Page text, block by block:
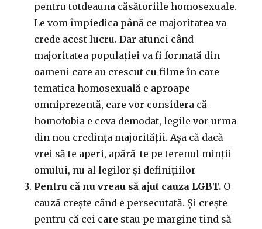
pentru totdeauna căsătoriile homosexuale.
Le vom împiedica până ce majoritatea va
crede acest lucru. Dar atunci când
majoritatea populației va fi formată din
oameni care au crescut cu filme în care
tematica homosexuală e aproape
omniprezentă, care vor considera că
homofobia e ceva demodat, legile vor urma
din nou credința majorității. Așa că dacă
vrei să te aperi, apără-te pe terenul minții
omului, nu al legilor și definițiilor
Pentru că nu vreau să ajut cauza LGBT. O
cauză crește când e persecutată. Și crește
pentru că cei care stau pe margine tind să